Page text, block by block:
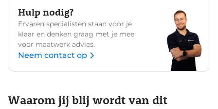
Hulp nodig?
Ervaren specialisten staan voor je
klaar en denken graag met je mee
voor maatwerk advies.
Neem contact op
Waarom jij blij wordt van dit